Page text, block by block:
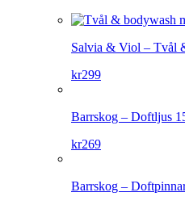
Salvia & Viol – Tvål
kr299
Barrskog – Doftljus
kr269
Barrskog –